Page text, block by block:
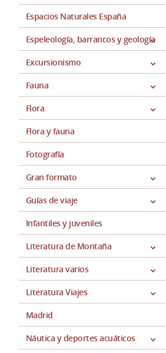
Espacios Naturales España
Espeleología, barrancos y geología
Excursionismo
Fauna
Flora
Flora y fauna
Fotografía
Gran formato
Guías de viaje
Infantiles y juveniles
Literatura de Montaña
Literatura varios
Literatura Viajes
Madrid
Náutica y deportes acuáticos